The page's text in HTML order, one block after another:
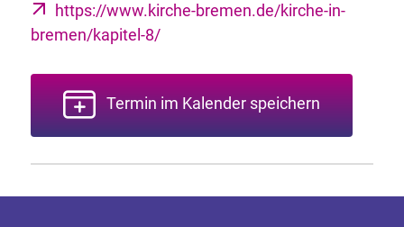
https://www.kirche-bremen.de/kirche-in-
bremen/kapitel-8/
Termin im Kalender speichern